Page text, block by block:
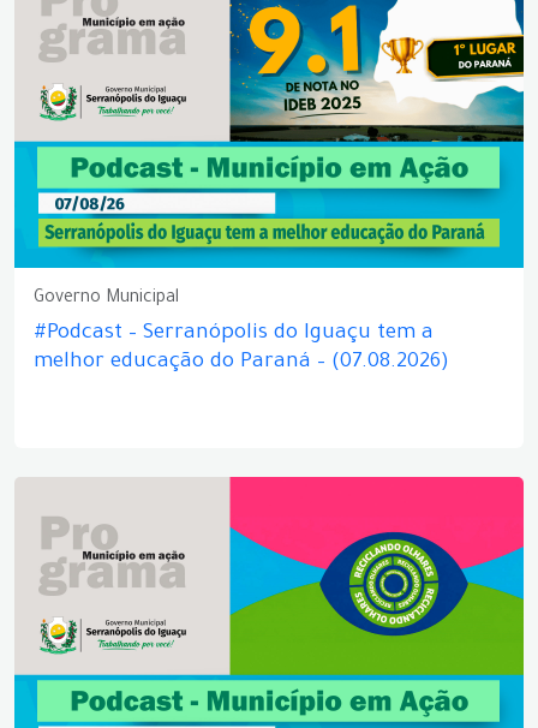
Governo Municipal
#Podcast – Serranópolis do Iguaçu tem a
melhor educação do Paraná – (07.08.2026)